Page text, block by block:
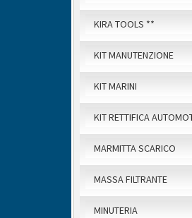
KIRA TOOLS **
KIT MANUTENZIONE
KIT MARINI
KIT RETTIFICA
MARMITTA SCARICO
MASSA FILTRANTE
MINUTERIA